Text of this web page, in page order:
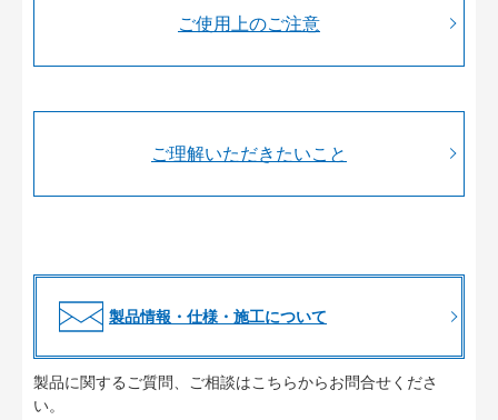
ご使用上のご注意
ご理解いただきたいこと
製品情報・仕様・施工について
製品に関するご質問、ご相談はこちらからお問合せくださ
い。